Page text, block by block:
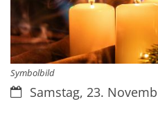
Symbolbild
Datum:Samstag, 23.